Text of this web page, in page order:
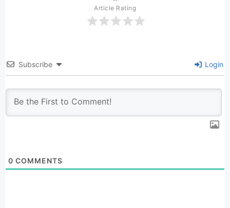
Article Rating
Subscribe Login
0 COMMENTS